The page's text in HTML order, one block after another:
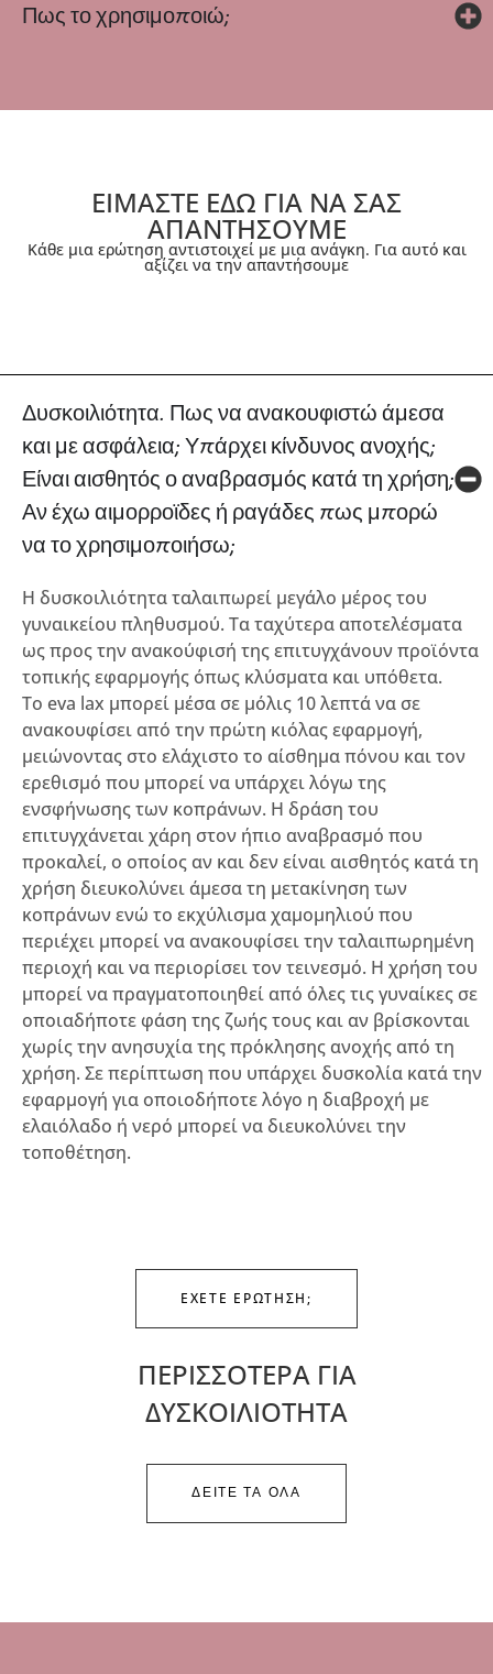
Πως το χρησιμοποιώ;
ΕΙΜΑΣΤΕ ΕΔΩ ΓΙΑ ΝΑ ΣΑΣ
ΑΠΑΝΤΗΣΟΥΜΕ
Κάθε μια ερώτηση αντιστοιχεί με μια ανάγκη. Για αυτό και
αξίζει να την απαντήσουμε
Δυσκοιλιότητα. Πως να ανακουφιστώ άμεσα
και με ασφάλεια; Υπάρχει κίνδυνος ανοχής;
Είναι αισθητός ο αναβρασμός κατά τη χρήση;
Αν έχω αιμορροϊδες ή ραγάδες πως μπορώ
να το χρησιμοποιήσω;
Η δυσκοιλιότητα ταλαιπωρεί μεγάλο μέρος του
γυναικείου πληθυσμού. Τα ταχύτερα αποτελέσματα
ως προς την ανακούφισή της επιτυγχάνουν προϊόντα
τοπικής εφαρμογής όπως κλύσματα και υπόθετα.
Το eva lax μπορεί μέσα σε μόλις 10 λεπτά να σε
ανακουφίσει από την πρώτη κιόλας εφαρμογή,
μειώνοντας στο ελάχιστο το αίσθημα πόνου και τον
ερεθισμό που μπορεί να υπάρχει λόγω της
ενσφήνωσης των κοπράνων. Η δράση του
επιτυγχάνεται χάρη στον ήπιο αναβρασμό που
προκαλεί, ο οποίος αν και δεν είναι αισθητός κατά τη
χρήση διευκολύνει άμεσα τη μετακίνηση των
κοπράνων ενώ το εκχύλισμα χαμομηλιού που
περιέχει μπορεί να ανακουφίσει την ταλαιπωρημένη
περιοχή και να περιορίσει τον τεινεσμό. Η χρήση του
μπορεί να πραγματοποιηθεί από όλες τις γυναίκες σε
οποιαδήποτε φάση της ζωής τους και αν βρίσκονται
χωρίς την ανησυχία της πρόκλησης ανοχής από τη
χρήση. Σε περίπτωση που υπάρχει δυσκολία κατά την
εφαρμογή για οποιοδήποτε λόγο η διαβροχή με
ελαιόλαδο ή νερό μπορεί να διευκολύνει την
τοποθέτηση.
ΕΧΕΤΕ ΕΡΩΤΗΣΗ;
ΠΕΡΙΣΣΟΤΕΡΑ ΓΙΑ
ΔΥΣΚΟΙΛΙΟΤΗΤΑ
ΔΕΙΤΕ ΤΑ ΟΛΑ